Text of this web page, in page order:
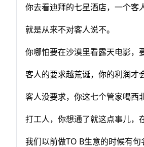
你去看迪拜的七星酒店，一个客
就是从来不对客人说不。
你哪怕要在沙漠里看露天电影，
客人的要求越荒诞，你的利润才
客人没要求，你这七个管家喝西
打工人，你想通了就这点事儿，
我们以前做TO B生意的时候有句